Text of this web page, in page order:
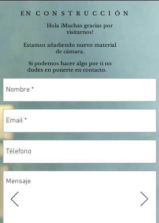
EN CONSTRUCCIÓN
Hola ¡Muchas gracias por
visitarnos!
Estamos añadiendo nuevo material
de cámara.
Si podemos hacer algo por ti no
dudes en ponerte en contacto.